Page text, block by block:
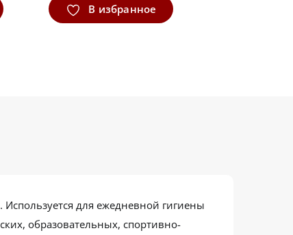
В избранное
для ежедневной гигиены
образовательных, спортивно-